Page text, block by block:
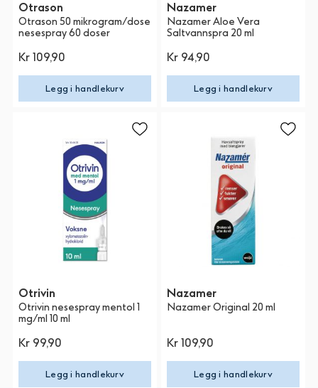
Otrason
Otrason 50 mikrogram/dose
nesespray 60 doser
Kr 109,90
Legg i handlekurv
Nazamer
Nazamer Aloe Vera
Saltvannspra 20 ml
Kr 94,90
Legg i handlekurv
Otrivin
Otrivin nesespray mentol 1
mg/ml 10 ml
Kr 99,90
Legg i handlekurv
Nazamer
Nazamer Original 20 ml
Kr 109,90
Legg i handlekurv